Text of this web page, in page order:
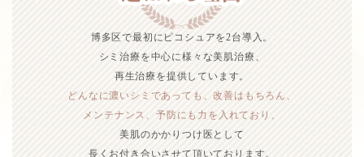
博多区で最初にピコシュアを2台導入。
シミ治療を中心に様々な美肌治療、
再生治療を提供しています。
どんなに濃いシミであっても、改善はもちろん、
メンテナンス、予防にも力を入れており、
美肌のかかりつけ医として
長くお付き合いさせて頂いております。